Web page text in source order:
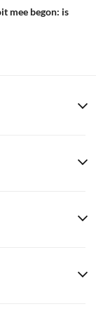
mee begon: is